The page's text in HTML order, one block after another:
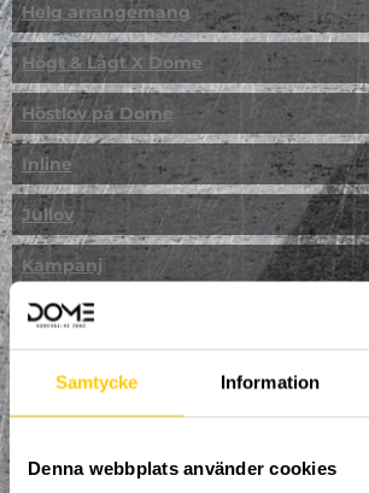
Samtycke Information
Denna webbplats använder cookies
Helg arrangemang
Högt & Lågt X Dome
Höstlov på Dome
Inline
Jullov
Kampanj
Kickbike
Klättring
LAN